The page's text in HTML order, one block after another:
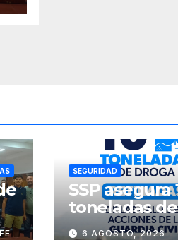
SEGURIDAD
SSP asegura
toneladas de
droga en 8
6 AGOSTO, 2026